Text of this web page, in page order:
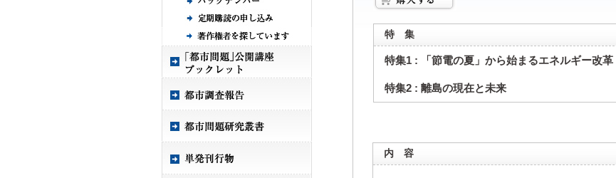
特 集
特集1 : 「節電の夏」から始まるエネルギー改革
特集2 : 離島の現在と未来
内 容